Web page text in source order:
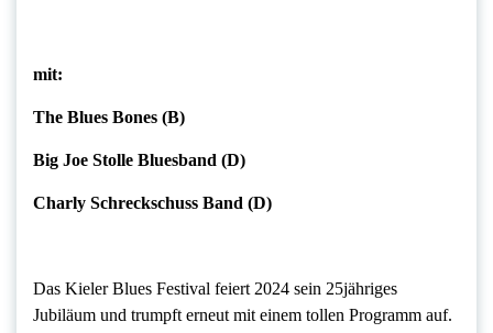
mit:
The Blues Bones (B)
Big Joe Stolle Bluesband (D)
Charly Schreckschuss Band (D)
Das Kieler Blues Festival feiert 2024 sein 25jähriges
Jubiläum und trumpft erneut mit einem tollen Programm auf.